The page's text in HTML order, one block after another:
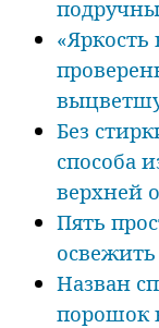
«Яркость
Без
способа
верхней
Пять
освежить
Назван
порошок